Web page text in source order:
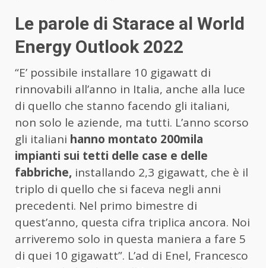
Le parole di Starace al World
Energy Outlook 2022
“E’ possibile installare 10 gigawatt di
rinnovabili all’anno in Italia, anche alla luce
di quello che stanno facendo gli italiani,
non solo le aziende, ma tutti. L’anno scorso
gli italiani hanno montato 200mila
impianti sui tetti delle case e delle
fabbriche, installando 2,3 gigawatt, che è il
triplo di quello che si faceva negli anni
precedenti. Nel primo bimestre di
quest’anno, questa cifra triplica ancora. Noi
arriveremo solo in questa maniera a fare 5
di quei 10 gigawatt”. L’ad di Enel, Francesco